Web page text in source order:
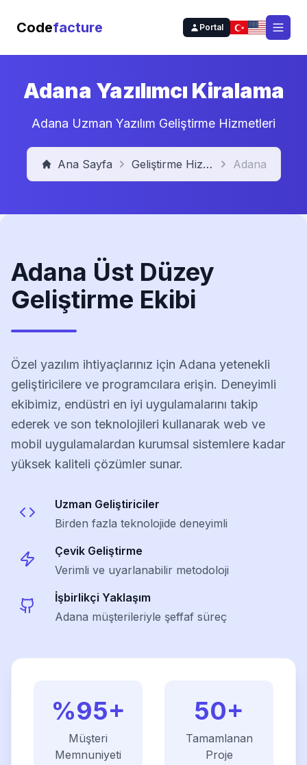
Codefacture Portal
Adana Yazılımcı Kiralama
Adana Uzman Yazılım Geliştirme Hizmetleri
Ana Sayfa Geliştirme Hizmetleri Adana
Adana Üst Düzey
Geliştirme Ekibi
Özel yazılım ihtiyaçlarınız için Adana yetenekli
geliştiricilere ve programcılara erişin. Deneyimli
ekibimiz, endüstri en iyi uygulamalarını takip
ederek ve son teknolojileri kullanarak web ve
mobil uygulamalardan kurumsal sistemlere kadar
yüksek kaliteli çözümler sunar.
Uzman Geliştiriciler
Birden fazla teknolojide deneyimli
Çevik Geliştirme
Verimli ve uyarlanabilir metodoloji
İşbirlikçi Yaklaşım
Adana müşterileriyle şeffaf süreç
%95+
Müşteri
Memnuniyeti
50+
Tamamlanan
Proje